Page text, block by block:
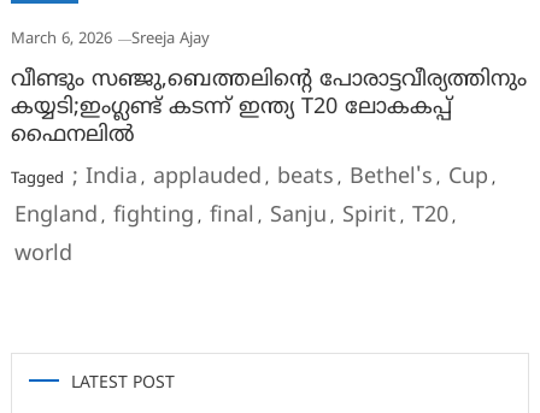
March 6, 2026 Sreeja Ajay
വീണ്ടും സഞ്ജു,ബെത്തലിൻ്റെ പോരാട്ടവീര്യത്തിനും
കയ്യടി;ഇംഗ്ലണ്ട് കടന്ന് ഇന്ത്യ T20 ലോകകപ്പ്
ഫൈനലിൽ
Tagged ; India , applauded , beats , Bethel's , Cup ,
England , fighting , final , Sanju , Spirit , T20,
world
LATEST POST